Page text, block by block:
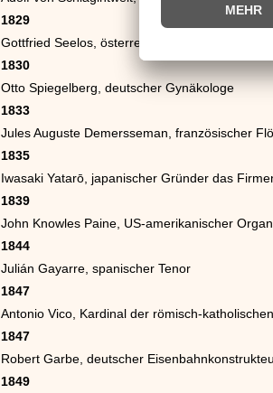
1829
Gottfried Seelos, österreichischer Maler
1830
Otto Spiegelberg, deutscher Gynäkologe
1833
Jules Auguste Demersseman, französischer
1835
Iwasaki Yatarō, japanischer Gründer das
1839
John Knowles Paine, US-amerikanischer
1844
Julián Gayarre, spanischer Tenor
1847
Antonio Vico, Kardinal der römisch-
1847
Robert Garbe, deutscher
1849